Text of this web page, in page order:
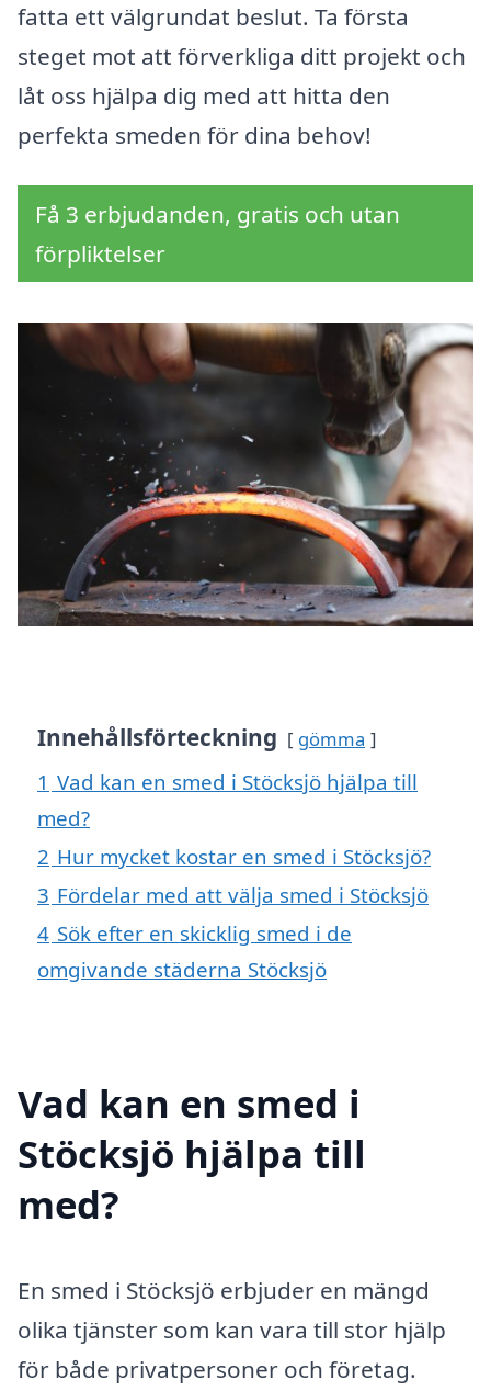
fatta ett välgrundat beslut. Ta första
steget mot att förverkliga ditt projekt och
låt oss hjälpa dig med att hitta den
perfekta smeden för dina behov!
Få 3 erbjudanden, gratis och utan
förpliktelser
Innehållsförteckning gömma
1 Vad kan en smed i Stöcksjö hjälpa till
med?
2 Hur mycket kostar en smed i Stöcksjö?
3 Fördelar med att välja smed i Stöcksjö
4 Sök efter en skicklig smed i de
omgivande städerna Stöcksjö
Vad kan en smed i
Stöcksjö hjälpa till
med?
En smed i Stöcksjö erbjuder en mängd
olika tjänster som kan vara till stor hjälp
för både privatpersoner och företag.